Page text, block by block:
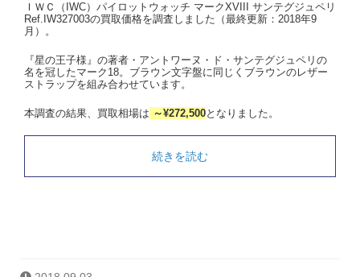
ＩＷＣ（IWC）パイロットウォッチ マークXVIII サンテグジュペリ
Ref.IW327003の買取価格を調査しました（最終更新：2018年9
月）。
『星の王子様』の著者・アントワーヌ・ド・サンテグジュペリの
名を冠したマーク18。ブラウン文字盤に同じくブラウンのレザー
ストラップを組み合わせています。
本調査の結果、買取相場は ～¥272,500となりました。
続きを読む